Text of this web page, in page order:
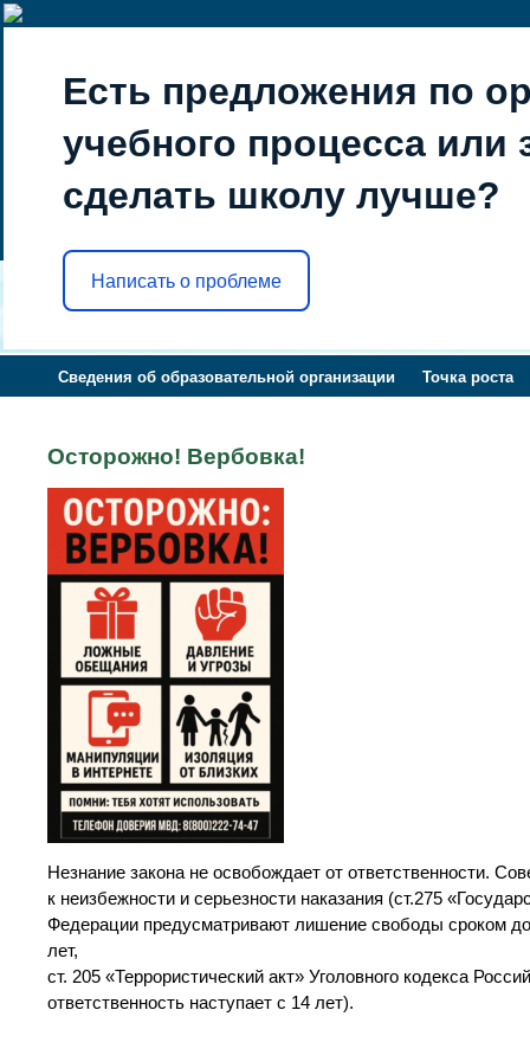
Есть предложения по
учебного процесса или
сделать школу лучше?
Написать о проблеме
Сведения об образовательной организации Точка роста
Осторожно! Вербовка!
Незнание закона не освобождает от ответственности.
к неизбежности и серьезности наказания (ст.275
Федерации предусматривают лишение свободы сроком до
лет,
ст. 205 «Террористический акт» Уголовного кодекса
ответственность наступает с 14 лет).